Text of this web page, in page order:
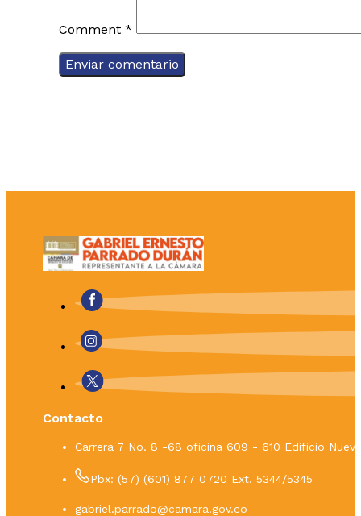
Comment *
Contacto
Carrera 7 No. 8 -68 oficina 609 - 610 Edificio
Pbx: (57) (601) 877 0720 Ext. 5344/5345
gabriel.parrado@camara.gov.co